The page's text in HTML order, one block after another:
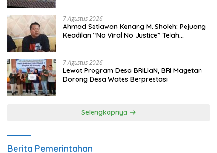
7 Agustus 2026
Ahmad Setiawan Kenang M. Sholeh: Pejuang
Keadilan “No Viral No Justice” Telah
7 Agustus 2026
Lewat Program Desa BRILiaN, BRI Magetan
Dorong Desa Wates Berprestasi
Selengkapnya
Berita Pemerintahan